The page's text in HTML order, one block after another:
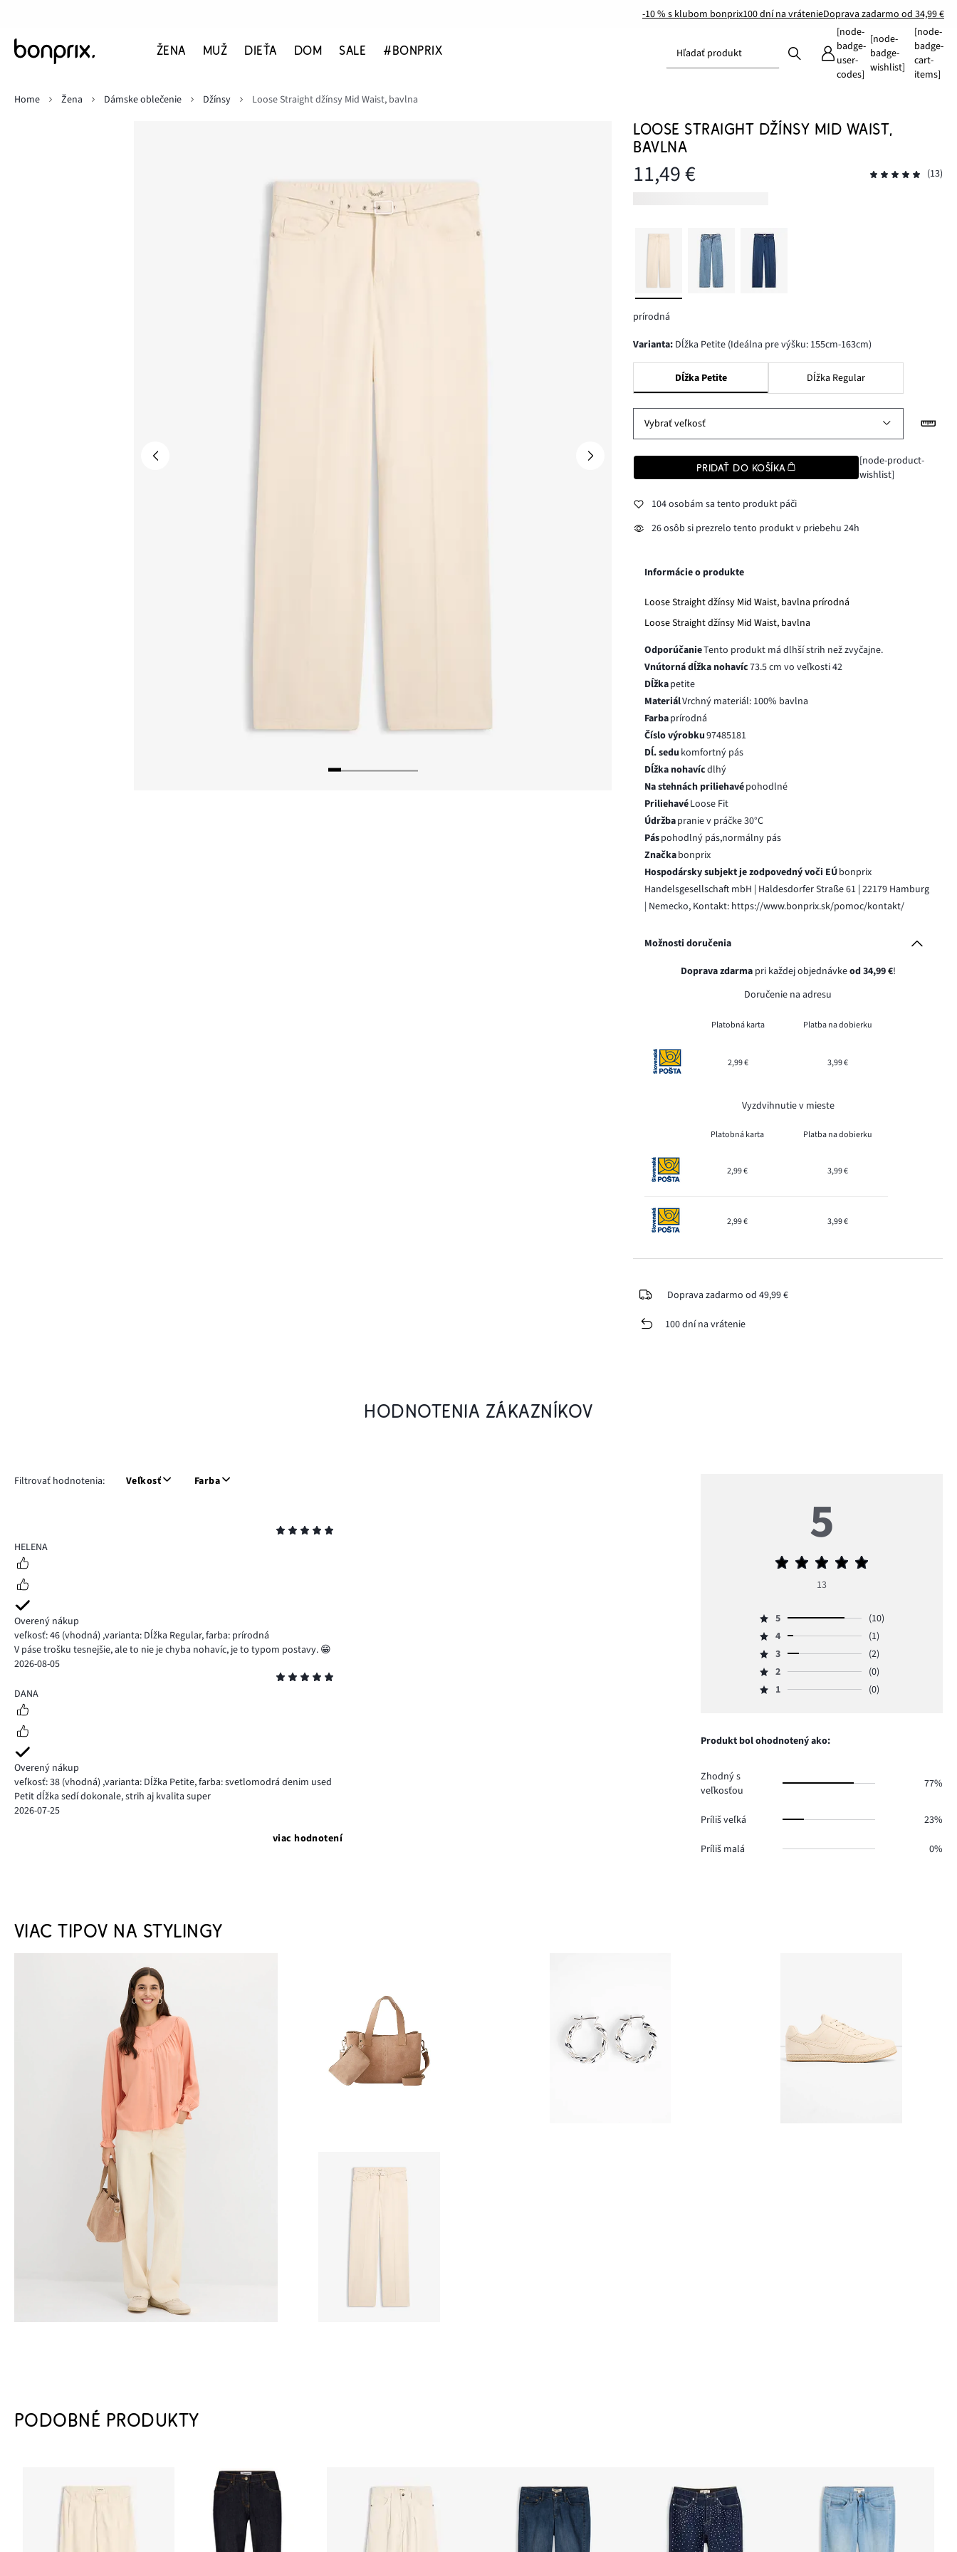
-10 % s klubom bonprix100 dní na vrátenieDoprava zadarmo od 34,99 €
ŽENA MUŽ DIEŤA DOM SALE #BONPRIX Hľadať produkt
[node-
badge-
user-
codes]
[node-
badge-
wishlist]
[node-
badge-
cart-
items]
Home
Žena Dámske oblečenie Džínsy Loose Straight džínsy Mid Waist, bavlna
LOOSE STRAIGHT DŽÍNSY MID WAIST,
BAVLNA
11,49 € (13)
prírodná
varianta: Dĺžka Petite (Ideálna pre výšku: 155cm-163cm)
Dĺžka Petite Dĺžka Regular
Vybrať veľkosť
PRIDAŤ DO KOŠÍKA
[node-product-
wishlist]
104 osobám sa tento produkt páči
26 osôb si prezrelo tento produkt v priebehu 24h
Informácie o produkte
Loose Straight džínsy Mid Waist, bavlna prírodná
Loose Straight džínsy Mid Waist, bavlna
OdporúčanieTento produkt má dlhší strih než zvyčajne.
Vnútorná dĺžka nohavíc73.5 cm vo veľkosti 42
Dĺžkapetite
MateriálVrchný materiál: 100% bavlna
Farbaprírodná
Číslo výrobku97485181
Dĺ. sedu komfortný pás
Dĺžka nohavícdlhý
Na stehnách priliehavépohodlné
PriliehavéLoose Fit
Údržbapranie v práčke 30°C
Páspohodlný pás,normálny pás
Značkabonprix
Hospodársky subjekt je zodpovedný voči EÚbonprix
Handelsgesellschaft mbH | Haldesdorfer Straße 61 | 22179 Hamburg
| Nemecko, Kontakt: https://www.bonprix.sk/pomoc/kontakt/
Možnosti doručenia
Doprava zdarmapri každej objednávkeod 34,99 €!
Doručenie na adresu
Platobná karta Platba na dobierku
2,99 € 3,99 €
Vyzdvihnutie v mieste
Platobná karta Platba na dobierku
2,99 € 3,99 €
2,99 € 3,99 €
Doprava zadarmo od 49,99 €
100 dní na vrátenie
HODNOTENIA ZÁKAZNÍKOV
Filtrovať hodnotenia: Veľkosť Farba
5
HELENA
Overený nákup
veľkosť: 46 (vhodná) ,varianta: Dĺžka Regular,farba: prírodná
V páse trošku tesnejšie, ale to nie je chyba nohavíc, je to typom postavy. 😁
2026-08-05
5
DANA
Overený nákup
veľkosť: 38 (vhodná) ,varianta: Dĺžka Petite,farba: svetlomodrá denim used
Petit dĺžka sedí dokonale, strih aj kvalita super
2026-07-25
viac hodnotení
5
Priemerné
5
13
Hodnotenie
5,
počet
hlasov
5
(10)
Hodnotenie
4,
počet
hlasov
4
(1)
Hodnotenie
3,
počet
3
(2)
Hodnotenie
2,
0.
2
(0)
Hodnotenie
hlasov
1 (0)
Produkt bol ohodnotený ako:
Zhodný s
veľkosťou
77%
Príliš veľká 23%
Príliš malá 0%
VIAC TIPOV NA STYLINGY
PODOBNÉ PRODUKTY